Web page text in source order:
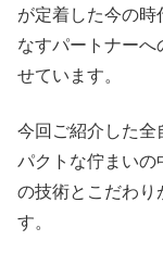
が定着した今の時
なすパートナーへ
せています。
今回ご紹介した全
パクトな佇まいの
の技術とこだわり
す。